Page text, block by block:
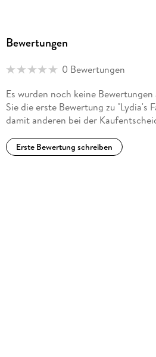
Bewertungen
0 Bewertungen
Es wurden noch keine
Sie die erste Bewertung zu "Lydia's
damit anderen bei der
Erste Bewertung schreiben